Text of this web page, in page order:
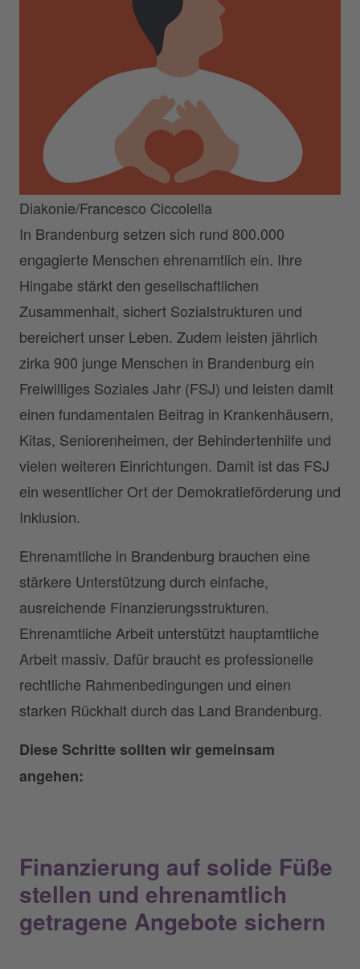
Diakonie/Francesco Ciccolella
In Brandenburg setzen sich rund 800.000
engagierte Menschen ehrenamtlich ein. Ihre
Hingabe stärkt den gesellschaftlichen
Zusammenhalt, sichert Sozialstrukturen und
bereichert unser Leben. Zudem leisten jährlich
zirka 900 junge Menschen in Brandenburg ein
Freiwilliges Soziales Jahr (FSJ) und leisten damit
einen fundamentalen Beitrag in Krankenhäusern,
Kitas, Seniorenheimen, der Behindertenhilfe und
vielen weiteren Einrichtungen. Damit ist das FSJ
ein wesentlicher Ort der Demokratieförderung und
Inklusion.
Ehrenamtliche in Brandenburg brauchen eine
stärkere Unterstützung durch einfache,
ausreichende Finanzierungsstrukturen.
Ehrenamtliche Arbeit unterstützt hauptamtliche
Arbeit massiv. Dafür braucht es professionelle
rechtliche Rahmenbedingungen und einen
starken Rückhalt durch das Land Brandenburg.
Diese Schritte sollten wir gemeinsam
angehen:
Finanzierung auf solide Füße
stellen und ehrenamtlich
getragene Angebote sichern